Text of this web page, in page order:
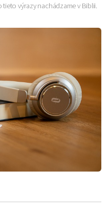
výrazy nachádzame v Biblii.